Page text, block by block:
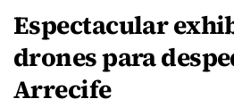
Espectacular
drones para
Arrecife